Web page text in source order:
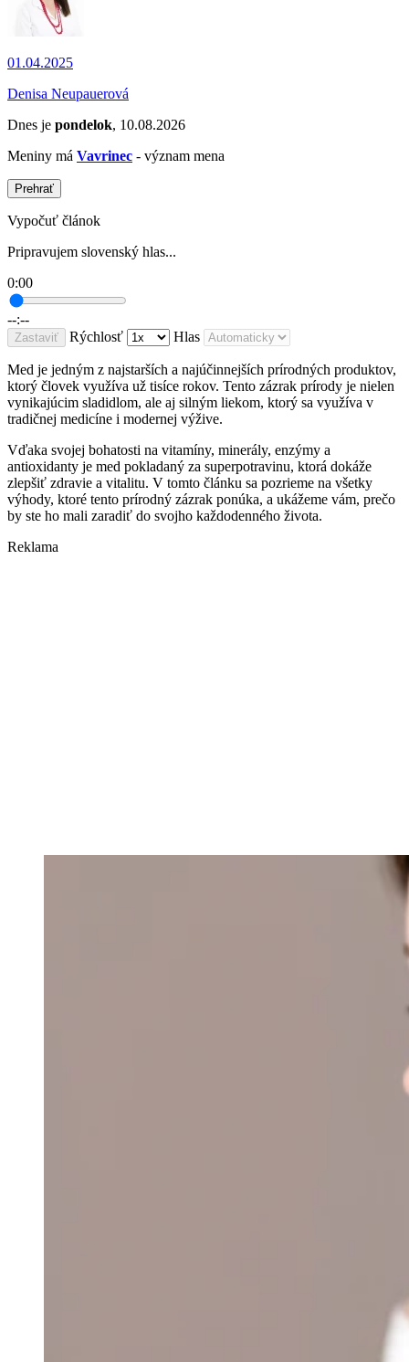
01.04.2025
Denisa Neupauerová
Dnes je pondelok, 10.08.2026
Meniny má Vavrinec - význam mena
Prehrať
Vypočuť článok
Pripravujem slovenský hlas...
0:00
--:--
Zastaviť Rýchlosť Hlas
Med je jedným z najstarších a najúčinnejších prírodných produktov,
ktorý človek využíva už tisíce rokov. Tento zázrak prírody je nielen
vynikajúcim sladidlom, ale aj silným liekom, ktorý sa využíva v
tradičnej medicíne i modernej výžive.
Vďaka svojej bohatosti na vitamíny, minerály, enzýmy a
antioxidanty je med pokladaný za superpotravinu, ktorá dokáže
zlepšiť zdravie a vitalitu. V tomto článku sa pozrieme na všetky
výhody, ktoré tento prírodný zázrak ponúka, a ukážeme vám, prečo
by ste ho mali zaradiť do svojho každodenného života.
Reklama